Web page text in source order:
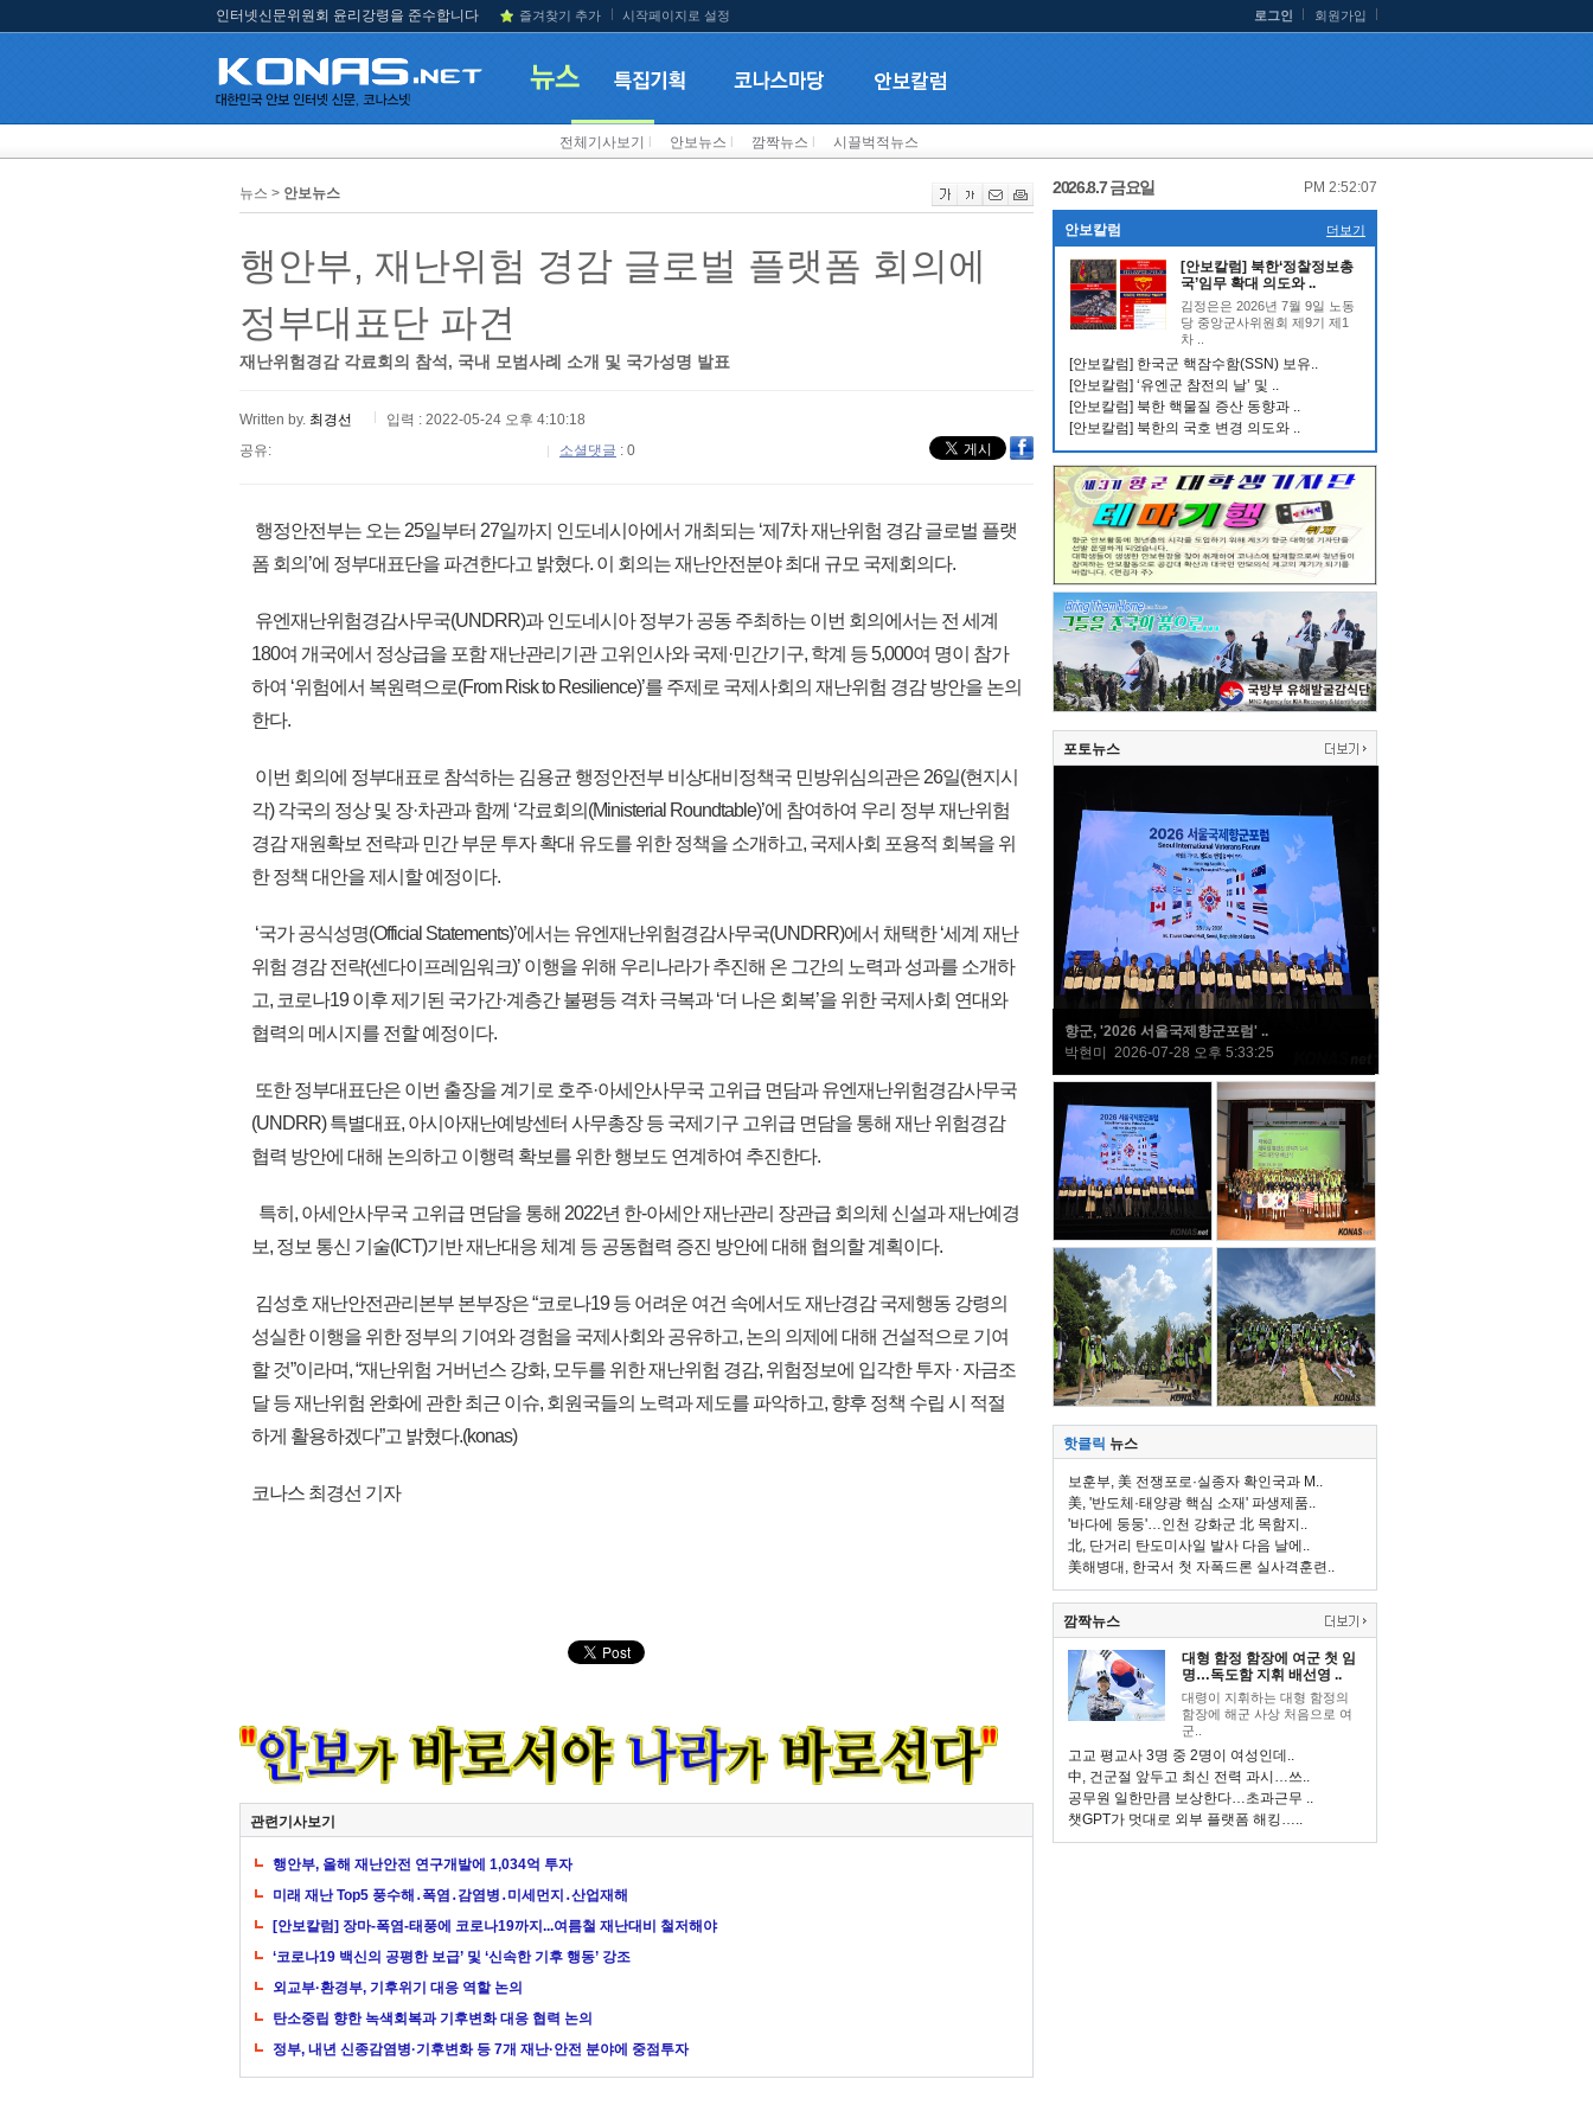
인터넷신문위원회 윤리강령을 준수합니다 즐겨찾기 추가 시작페이지로 설정 로그인 회원가입
전체기사보기 안보뉴스 깜짝뉴스 시끌벅적뉴스
뉴스 > 안보뉴스
행안부, 재난위험 경감 글로벌 플랫폼 회의에
정부대표단 파견
재난위험경감 각료회의 참석, 국내 모범사례 소개 및 국가성명 발표
Written by. 최경선
입력 : 2022-05-24 오후 4:10:18
공유:
소셜댓글 : 0
행정안전부는 오는 25일부터 27일까지 인도네시아에서 개최되는 ‘제7차 재난위험 경감 글로벌 플랫
폼 회의’에 정부대표단을 파견한다고 밝혔다. 이 회의는 재난안전분야 최대 규모 국제회의다.
유엔재난위험경감사무국(UNDRR)과 인도네시아 정부가 공동 주최하는 이번 회의에서는 전 세계
180여 개국에서 정상급을 포함 재난관리기관 고위인사와 국제·민간기구, 학계 등 5,000여 명이 참가
하여 ‘위험에서 복원력으로(From Risk to Resilience)’를 주제로 국제사회의 재난위험 경감 방안을 논의
한다.
이번 회의에 정부대표로 참석하는 김용균 행정안전부 비상대비정책국 민방위심의관은 26일(현지시
각) 각국의 정상 및 장·차관과 함께 ‘각료회의(Ministerial Roundtable)’에 참여하여 우리 정부 재난위험
경감 재원확보 전략과 민간 부문 투자 확대 유도를 위한 정책을 소개하고, 국제사회 포용적 회복을 위
한 정책 대안을 제시할 예정이다.
‘국가 공식성명(Official Statements)’에서는 유엔재난위험경감사무국(UNDRR)에서 채택한 ‘세계 재난
위험 경감 전략(센다이프레임워크)’ 이행을 위해 우리나라가 추진해 온 그간의 노력과 성과를 소개하
고, 코로나19 이후 제기된 국가간·계층간 불평등 격차 극복과 ‘더 나은 회복’을 위한 국제사회 연대와
협력의 메시지를 전할 예정이다.
또한 정부대표단은 이번 출장을 계기로 호주·아세안사무국 고위급 면담과 유엔재난위험경감사무국
(UNDRR) 특별대표, 아시아재난예방센터 사무총장 등 국제기구 고위급 면담을 통해 재난 위험경감
협력 방안에 대해 논의하고 이행력 확보를 위한 행보도 연계하여 추진한다.
특히, 아세안사무국 고위급 면담을 통해 2022년 한-아세안 재난관리 장관급 회의체 신설과 재난예경
보, 정보 통신 기술(ICT)기반 재난대응 체계 등 공동협력 증진 방안에 대해 협의할 계획이다.
김성호 재난안전관리본부 본부장은 “코로나19 등 어려운 여건 속에서도 재난경감 국제행동 강령의
성실한 이행을 위한 정부의 기여와 경험을 국제사회와 공유하고, 논의 의제에 대해 건설적으로 기여
할 것”이라며, “재난위험 거버넌스 강화, 모두를 위한 재난위험 경감, 위험정보에 입각한 투자 · 자금조
달 등 재난위험 완화에 관한 최근 이슈, 회원국들의 노력과 제도를 파악하고, 향후 정책 수립 시 적절
하게 활용하겠다”고 밝혔다.(konas)
코나스 최경선 기자
관련기사보기
행안부, 올해 재난안전 연구개발에 1,034억 투자
미래 재난 Top5 풍수해․폭염․감염병․미세먼지․산업재해
[안보칼럼] 장마-폭염-태풍에 코로나19까지...여름철 재난대비 철저해야
‘코로나19 백신의 공평한 보급’ 및 ‘신속한 기후 행동’ 강조
외교부·환경부, 기후위기 대응 역할 논의
탄소중립 향한 녹색회복과 기후변화 대응 협력 논의
정부, 내년 신종감염병·기후변화 등 7개 재난·안전 분야에 중점투자
2026.8.7 금요일 PM 2:52:07
안보칼럼 더보기
[안보칼럼] 북한‘정찰정보총
국’임무 확대 의도와 ..
김정은은 2026년 7월 9일 노동
당 중앙군사위원회 제9기 제1
차 ..
[안보칼럼] 한국군 핵잠수함(SSN) 보유..
[안보칼럼] ‘유엔군 참전의 날’ 및 ..
[안보칼럼] 북한 핵물질 증산 동향과 ..
[안보칼럼] 북한의 국호 변경 의도와 ..
포토뉴스
향군, '2026 서울국제향군포럼' ..
박현미 2026-07-28 오후 5:33:25
핫클릭 뉴스
보훈부, 美 전쟁포로·실종자 확인국과 M..
美, '반도체·태양광 핵심 소재' 파생제품..
'바다에 둥둥'…인천 강화군 北 목함지..
北, 단거리 탄도미사일 발사 다음 날에..
美해병대, 한국서 첫 자폭드론 실사격훈련..
깜짝뉴스
대형 함정 함장에 여군 첫 임
명…독도함 지휘 배선영 ..
대령이 지휘하는 대형 함정의
함장에 해군 사상 처음으로 여
군..
고교 평교사 3명 중 2명이 여성인데..
中, 건군절 앞두고 최신 전력 과시…쓰..
공무원 일한만큼 보상한다…초과근무 ..
챗GPT가 멋대로 외부 플랫폼 해킹…..